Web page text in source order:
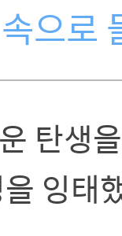
으로
탄생
잉태